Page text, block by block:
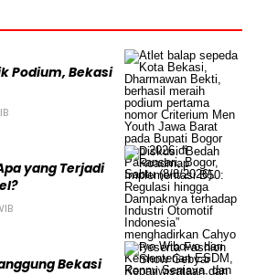
Podium, Bekasi
yang Terjadi
Bekasi